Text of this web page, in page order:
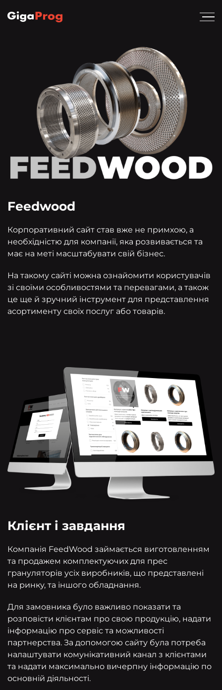
Feedwood
Корпоративний сайт став вже не примхою, а
необхідністю для компанії, яка розвивається та
має на меті масштабувати свій бізнес.
На такому сайті можна ознайомити користувачів
зі своїми особливостями та перевагами, а також
це ще й зручний інструмент для представлення
асортименту своїх послуг або товарів.
Клієнт і завдання
Компанія FeedWood займається виготовленням
та продажем комплектуючих для прес
грануляторів усіх виробників, що представлені
на ринку, та іншого обладнання.
Для замовника було важливо показати та
розповісти клієнтам про свою продукцію, надати
інформацію про сервіс та можливості
партнерства. За допомогою сайту була потреба
налаштувати комунікативний канал з клієнтами
та надати максимально вичерпну інформацію по
основній діяльності.